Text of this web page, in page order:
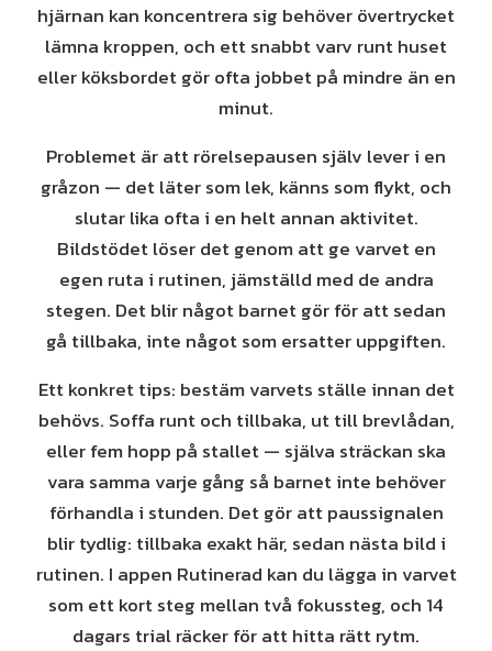
hjärnan kan koncentrera sig behöver övertrycket
lämna kroppen, och ett snabbt varv runt huset
eller köksbordet gör ofta jobbet på mindre än en
minut.
Problemet är att rörelsepausen själv lever i en
gråzon — det läter som lek, känns som flykt, och
slutar lika ofta i en helt annan aktivitet.
Bildstödet löser det genom att ge varvet en
egen ruta i rutinen, jämställd med de andra
stegen. Det blir något barnet gör för att sedan
gå tillbaka, inte något som ersatter uppgiften.
Ett konkret tips: bestäm varvets ställe innan det
behövs. Soffa runt och tillbaka, ut till brevlådan,
eller fem hopp på stallet — själva sträckan ska
vara samma varje gång så barnet inte behöver
förhandla i stunden. Det gör att paussignalen
blir tydlig: tillbaka exakt här, sedan nästa bild i
rutinen. I appen Rutinerad kan du lägga in varvet
som ett kort steg mellan två fokussteg, och 14
dagars trial räcker för att hitta rätt rytm.